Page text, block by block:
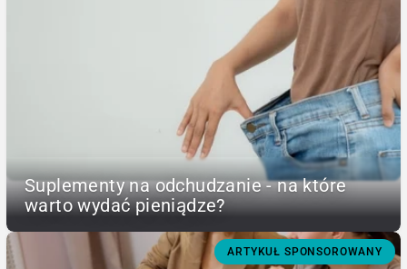
Suplementy na odchudzanie - na które
warto wydać pieniądze?
ARTYKUŁ SPONSOROWANY